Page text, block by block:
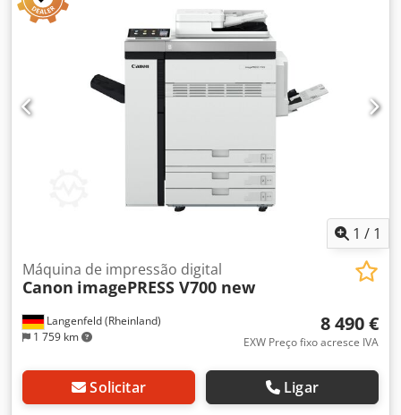
1 / 1
Langenfeld (Rheinland)
1 759 km
Máquina de impressão digital
Canon imagePRESS V700 new
8 490 €
EXW Preço fixo acresce IVA
Solicitar Ligar